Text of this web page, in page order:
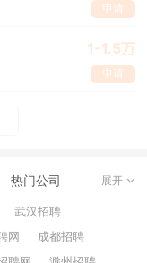
申请
1-1.5万
申请
热门公司
武汉招聘
网
成都招聘
展开